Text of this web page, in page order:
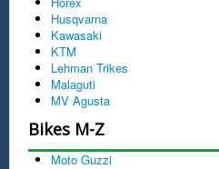
Husqvarna
Kawasaki
KTM
Lehman Trikes
Malaguti
MV Agusta
Bikes M-Z
Moto Guzzi